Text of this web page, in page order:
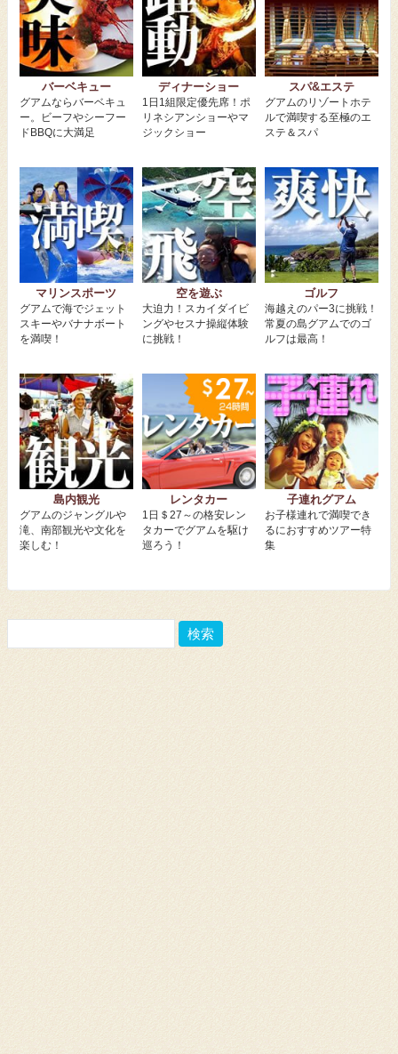
バーベキュー
グアムならバーベキュ
ー。ビーフやシーフー
ドBBQに大満足
ディナーショー
1日1組限定優先席！ポ
リネシアンショーやマ
ジックショー
スパ&エステ
グアムのリゾートホテ
ルで満喫する至極のエ
ステ＆スパ
マリンスポーツ
グアムで海でジェット
スキーやバナナボート
を満喫！
空を遊ぶ
大迫力！スカイダイビ
ングやセスナ操縦体験
に挑戦！
ゴルフ
海越えのパー3に挑戦！
常夏の島グアムでのゴ
ルフは最高！
島内観光
グアムのジャングルや
滝、南部観光や文化を
楽しむ！
レンタカー
1日＄27～の格安レン
タカーでグアムを駆け
巡ろう！
子連れグアム
お子様連れで満喫でき
るにおすすめツアー特
集